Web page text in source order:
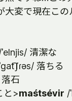
大変で現在こ
清潔な
落ちる
石
と>maśtsévir /